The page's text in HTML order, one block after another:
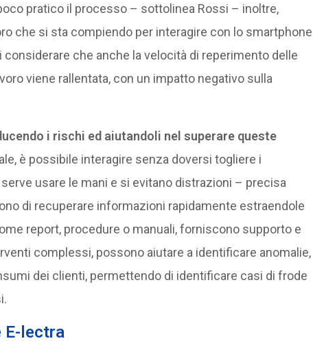
pratico il processo – sottolinea Rossi – inoltre,
che si sta compiendo per interagire con lo smartphone
che anche la velocità di reperimento delle
viene rallentata, con un impatto negativo sulla
i rischi ed aiutandoli nel superare queste
è possibile interagire senza doversi togliere i
usare le mani e si evitano distrazioni – precisa
di recuperare informazioni rapidamente estraendole
report, procedure o manuali, forniscono supporto e
complessi, possono aiutare a identificare anomalie,
dei clienti, permettendo di identificare casi di frode
E-lectra